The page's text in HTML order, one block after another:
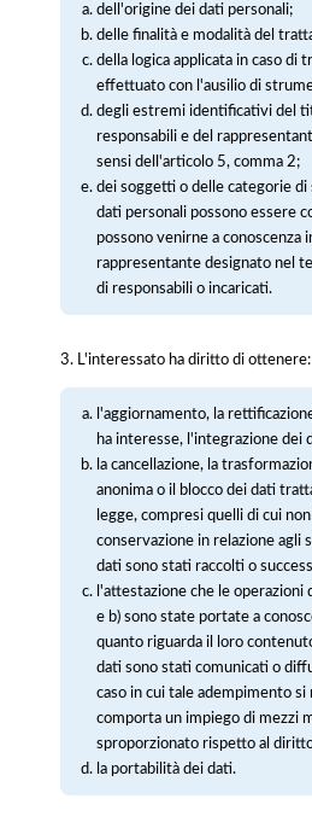
dell'origine dei dati personali;
delle finalità e modalità del
della logica applicata in caso di
effettuato con l'ausilio di
degli estremi identificativi del
responsabili e del
sensi dell'articolo 5, comma 2;
dei soggetti o delle categorie di
dati personali possono essere
possono venirne a conoscenza
rappresentante designato nel
di responsabili o incaricati.
3. L'interessato ha diritto di ottenere:
l'aggiornamento, la
ha interesse, l'integrazione dei
la cancellazione, la
anonima o il blocco dei dati
legge, compresi quelli di cui
conservazione in relazione agli
dati sono stati raccolti o
l'attestazione che le operazioni
e b) sono state portate a
quanto riguarda il loro
dati sono stati comunicati o
caso in cui tale adempimento si
comporta un impiego di mezzi
sproporzionato rispetto al
la portabilità dei dati.